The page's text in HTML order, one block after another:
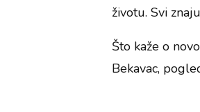
životu. Svi
Što kaže o
Bekavac,